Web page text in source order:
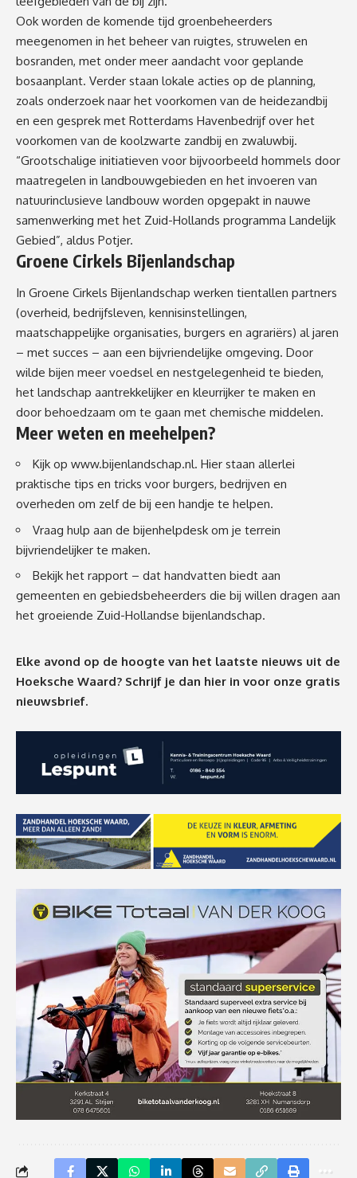
Ook worden de komende tijd groenbeheerders
meegenomen in het beheer van ruigtes, struwelen en
bosranden, met onder meer aandacht voor geplande
bosaanplant. Verder staan lokale acties op de planning,
zoals onderzoek naar het voorkomen van de heidezandbij
en een gesprek met Rotterdams Havenbedrijf over het
voorkomen van de koolzwarte zandbij en zwaluwbij.
“Grootschalige initiatieven voor bijvoorbeeld hommels door
maatregelen in landbouwgebieden en het invoeren van
natuurinclusieve landbouw worden opgepakt in nauwe
samenwerking met het Zuid-Hollands programma Landelijk
Gebied”, aldus Potjer.
Groene Cirkels Bijenlandschap
In Groene Cirkels Bijenlandschap werken tientallen partners
(overheid, bedrijfsleven, kennisinstellingen,
maatschappelijke organisaties, burgers en agrariërs) al jaren
– met succes – aan een bijvriendelijke omgeving. Door
wilde bijen meer voedsel en nestgelegenheid te bieden,
het landschap aantrekkelijker en kleurrijker te maken en
door behoedzaam om te gaan met chemische middelen.
Meer weten en meehelpen?
Kijk op www.bijenlandschap.nl. Hier staan allerlei
praktische tips en tricks voor burgers, bedrijven en
overheden om zelf de bij een handje te helpen.
Vraag hulp aan de bijenhelpdesk om je terrein
bijvriendelijker te maken.
Bekijk het rapport – dat handvatten biedt aan
gemeenten en gebiedsbeheerders die bij willen dragen aan
het groeiende Zuid-Hollandse bijenlandschap.
Elke avond op de hoogte van het laatste nieuws uit de
Hoeksche Waard? Schrijf je dan hier in voor onze gratis
nieuwsbrief.